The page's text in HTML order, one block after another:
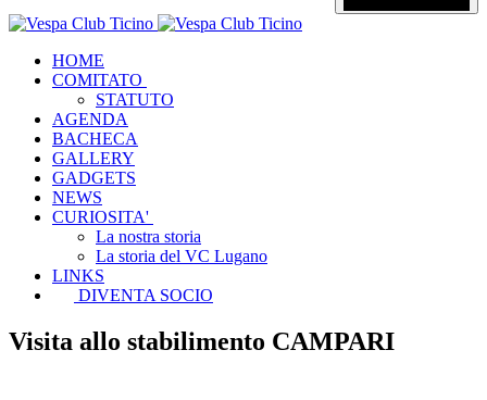
HOME
COMITATO
STATUTO
AGENDA
BACHECA
GALLERY
GADGETS
NEWS
CURIOSITA'
La nostra storia
La storia del VC Lugano
LINKS
DIVENTA SOCIO
Visita allo stabilimento CAMPARI